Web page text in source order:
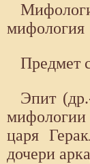
мифология
Предмет
Эпит
царя
дочери